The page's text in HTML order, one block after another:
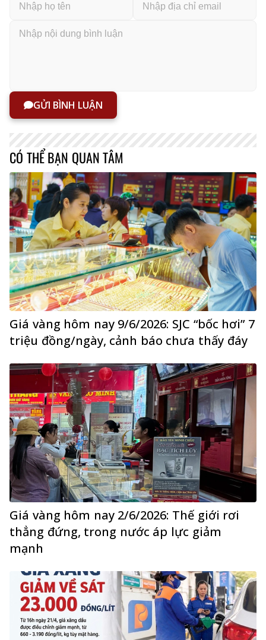
GỬI BÌNH LUẬN
CÓ THỂ BẠN QUAN TÂM
Giá vàng hôm nay 9/6/2026: SJC “bốc hơi” 7
triệu đồng/ngày, cảnh báo chưa thấy đáy
Giá vàng hôm nay 2/6/2026: Thế giới rơi
thẳng đứng, trong nước áp lực giảm
mạnh